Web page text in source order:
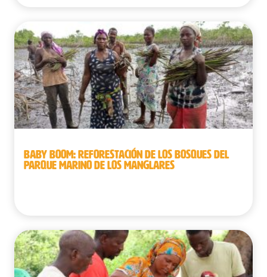
BABY BOOM: REFORESTACIÓN DE LOS BOSQUES DEL
PARQUE MARINO DE LOS MANGLARES